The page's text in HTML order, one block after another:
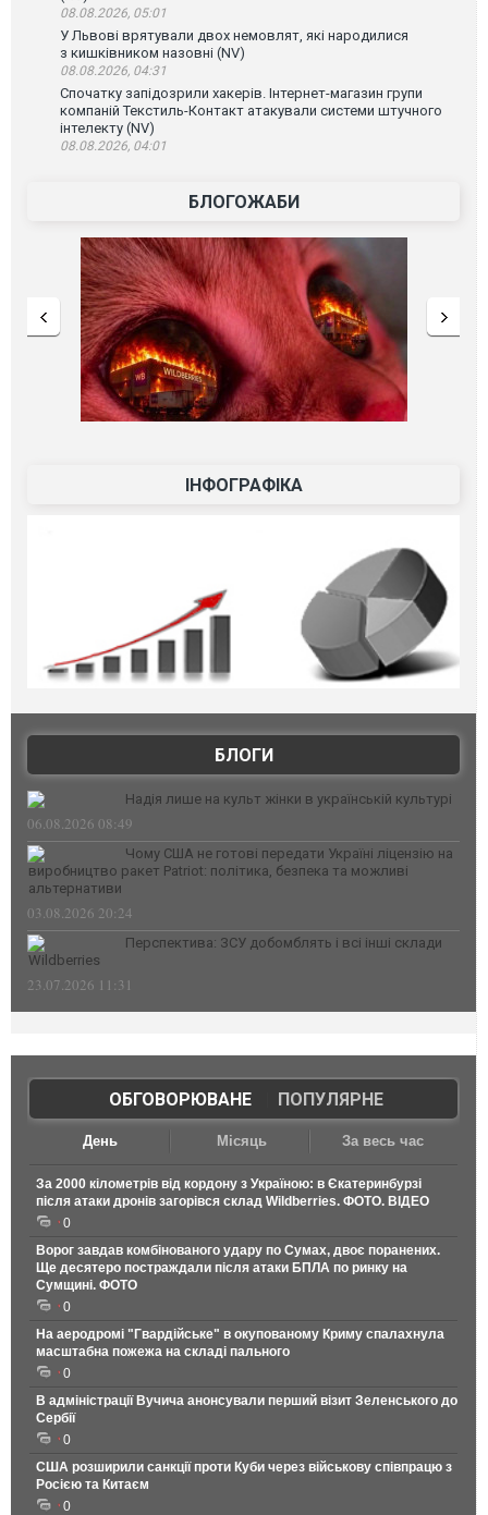
08.08.2026, 05:01
У Львові врятували двох немовлят, які народилися
з кишківником назовні (NV)
08.08.2026, 04:31
Спочатку запідозрили хакерів. Інтернет-магазин групи
компаній Текстиль-Контакт атакували системи штучного
інтелекту (NV)
08.08.2026, 04:01
БЛОГОЖАБИ
ІНФОГРАФІКА
БЛОГИ
Надія лише на культ жінки в українській культурі
06.08.2026 08:49
Чому США не готові передати Україні ліцензію на
виробництво ракет Patriot: політика, безпека та можливі
альтернативи
03.08.2026 20:24
Перспектива: ЗСУ добомблять і всі інші склади
Wildberries
23.07.2026 11:31
ОБГОВОРЮВАНЕ| ПОПУЛЯРНЕ
День Місяць За весь час
За 2000 кілометрів від кордону з Україною: в Єкатеринбурзі
після атаки дронів загорівся склад Wildberries. ФОТО. ВІДЕО
0
Ворог завдав комбінованого удару по Сумах, двоє поранених.
Ще десятеро постраждали після атаки БПЛА по ринку на
Сумщині. ФОТО
0
На аеродромі "Гвардійське" в окупованому Криму спалахнула
масштабна пожежа на складі пального
0
В адміністрації Вучича анонсували перший візит Зеленського до
Сербії
0
США розширили санкції проти Куби через військову співпрацю з
Росією та Китаєм
0